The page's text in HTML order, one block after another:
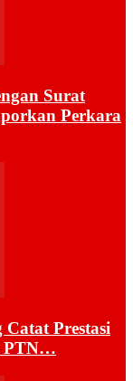
Surat
Perkara
Prestasi
PTN…